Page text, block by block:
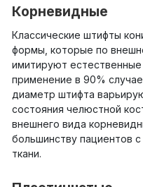
Корневидные
Классические штифты
формы, которые по
имитируют
применение в 90%
диаметр штифта
состояния челюстной
внешнего вида
большинству пациентов
ткани.